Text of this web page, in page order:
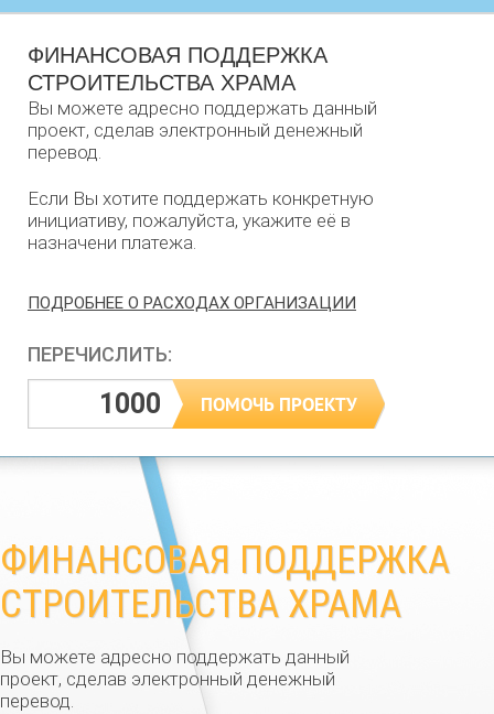
ФИНАНСОВАЯ ПОДДЕРЖКА
СТРОИТЕЛЬСТВА ХРАМА
Вы можете адресно поддержать данный
проект, сделав электронный денежный
перевод.
Если Вы хотите поддержать конкретную
инициативу, пожалуйста, укажите её в
назначени платежа.
ПОДРОБНЕЕ О РАСХОДАХ ОРГАНИЗАЦИИ
ПЕРЕЧИСЛИТЬ:
ФИНАНСОВАЯ ПОДДЕРЖКА
СТРОИТЕЛЬСТВА ХРАМА
Вы можете адресно поддержать данный
проект, сделав электронный денежный
перевод.